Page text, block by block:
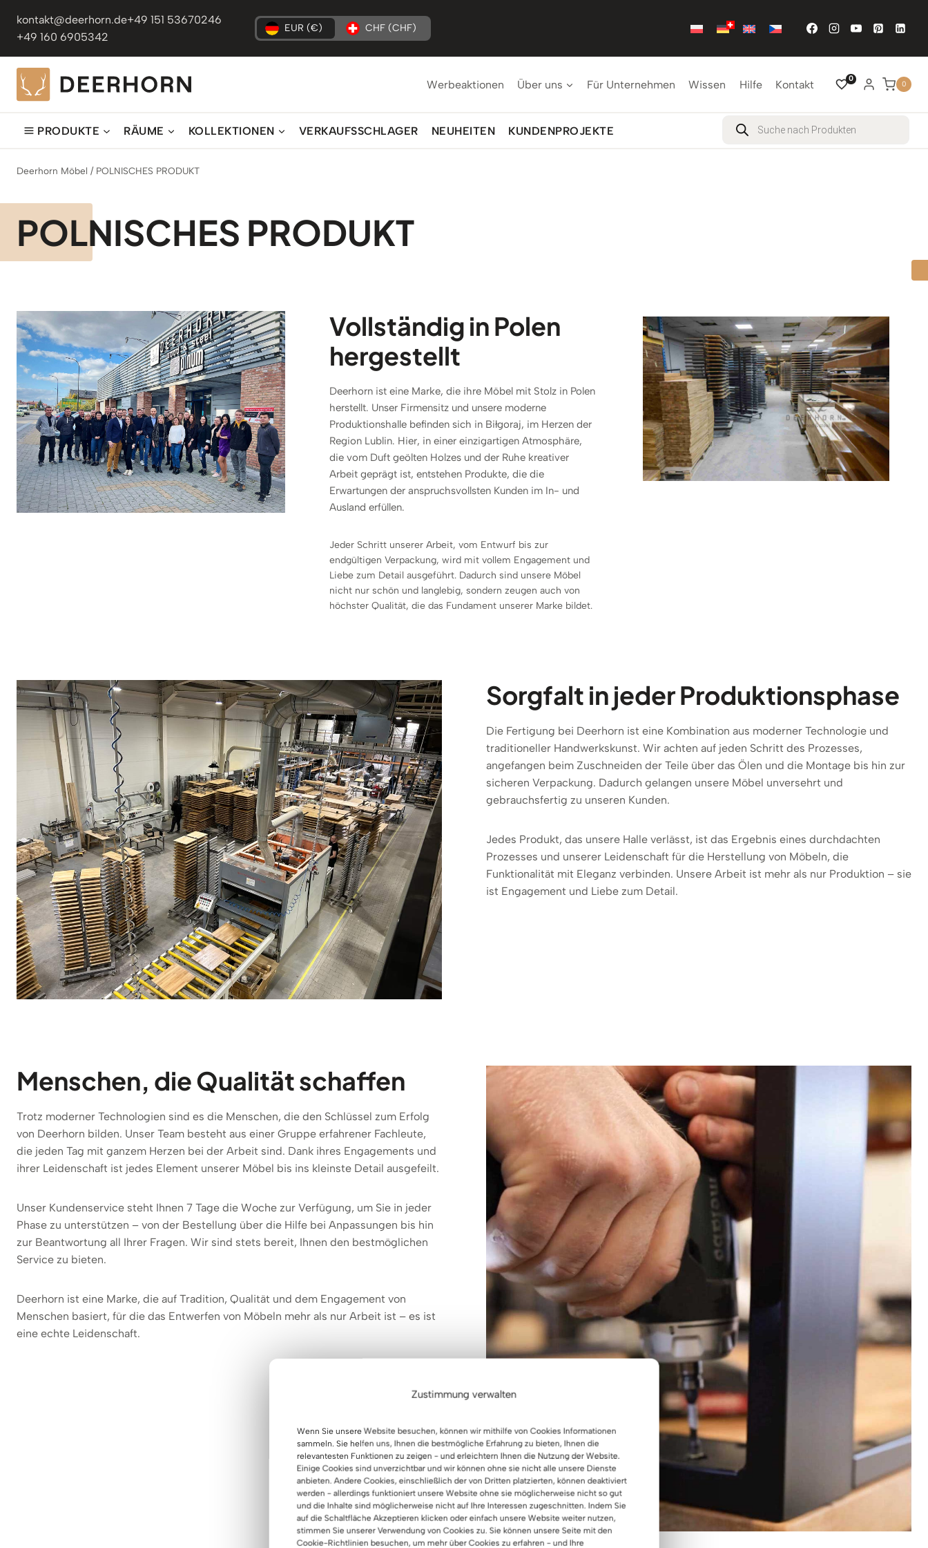
Zustimmung verwalten
Wenn Sie unsere Website besuchen, können wir mithilfe von Cookies Informationen
sammeln. Sie helfen uns, Ihnen die bestmögliche Erfahrung zu bieten, Ihnen die
relevantesten Funktionen zu zeigen - und erleichtern Ihnen die Nutzung der Website.
Einige Cookies sind unverzichtbar und wir können ohne sie nicht alle unsere Dienste
anbieten. Andere Cookies, einschließlich der von Dritten platzierten, können deaktiviert
werden - allerdings funktioniert unsere Website ohne sie möglicherweise nicht so gut
und die Inhalte sind möglicherweise nicht auf Ihre Interessen zugeschnitten. Indem Sie
auf die Schaltfläche Akzeptieren klicken oder einfach unsere Website weiter nutzen,
stimmen Sie unserer Verwendung von Cookies zu. Sie können unsere Seite mit den
Cookie-Richtlinien besuchen, um mehr über Cookies zu erfahren - und Ihre
Inhalt
springen
kontakt@deerhorn.de+49 151 53670246
+49 160 6905342
EUR (€) CHF (CHF)
Werbeaktionen Über uns Für Unternehmen Wissen Hilfe Kontakt 0
0
PRODUKTE RÄUME KOLLEKTIONEN VERKAUFSSCHLAGER NEUHEITEN KUNDENPROJEKTE
Products
search
Deerhorn Möbel / POLNISCHES PRODUKT
POLNISCHES PRODUKT
Vollständig in Polen
hergestellt
Deerhorn ist eine Marke, die ihre Möbel mit Stolz in Polen
herstellt. Unser Firmensitz und unsere moderne
Produktionshalle befinden sich in Biłgoraj, im Herzen der
Region Lublin. Hier, in einer einzigartigen Atmosphäre,
die vom Duft geölten Holzes und der Ruhe kreativer
Arbeit geprägt ist, entstehen Produkte, die die
Erwartungen der anspruchsvollsten Kunden im In- und
Ausland erfüllen.
Jeder Schritt unserer Arbeit, vom Entwurf bis zur
endgültigen Verpackung, wird mit vollem Engagement und
Liebe zum Detail ausgeführt. Dadurch sind unsere Möbel
nicht nur schön und langlebig, sondern zeugen auch von
höchster Qualität, die das Fundament unserer Marke bildet.
Sorgfalt in jeder Produktionsphase
Die Fertigung bei Deerhorn ist eine Kombination aus moderner Technologie und
traditioneller Handwerkskunst. Wir achten auf jeden Schritt des Prozesses,
angefangen beim Zuschneiden der Teile über das Ölen und die Montage bis hin zur
sicheren Verpackung. Dadurch gelangen unsere Möbel unversehrt und
gebrauchsfertig zu unseren Kunden.
Jedes Produkt, das unsere Halle verlässt, ist das Ergebnis eines durchdachten
Prozesses und unserer Leidenschaft für die Herstellung von Möbeln, die
Funktionalität mit Eleganz verbinden. Unsere Arbeit ist mehr als nur Produktion – sie
ist Engagement und Liebe zum Detail.
Menschen, die Qualität schaffen
Trotz moderner Technologien sind es die Menschen, die den Schlüssel zum Erfolg
von Deerhorn bilden. Unser Team besteht aus einer Gruppe erfahrener Fachleute,
die jeden Tag mit ganzem Herzen bei der Arbeit sind. Dank ihres Engagements und
ihrer Leidenschaft ist jedes Element unserer Möbel bis ins kleinste Detail ausgefeilt.
Unser Kundenservice steht Ihnen 7 Tage die Woche zur Verfügung, um Sie in jeder
Phase zu unterstützen – von der Bestellung über die Hilfe bei Anpassungen bis hin
zur Beantwortung all Ihrer Fragen. Wir sind stets bereit, Ihnen den bestmöglichen
Service zu bieten.
Deerhorn ist eine Marke, die auf Tradition, Qualität und dem Engagement von
Menschen basiert, für die das Entwerfen von Möbeln mehr als nur Arbeit ist – es ist
eine echte Leidenschaft.